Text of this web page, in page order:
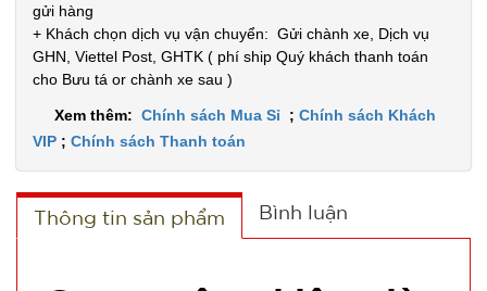
gửi hàng
+ Khách chọn dịch vụ vận chuyển: Gửi chành xe, Dịch vụ
GHN, Viettel Post, GHTK ( phí ship Quý khách thanh toán
cho Bưu tá or chành xe sau )
Xem thêm: Chính sách Mua Sỉ ; Chính sách Khách
VIP ; Chính sách Thanh toán
Thông tin sản phẩm Bình luận
Băng keo
TRONG (
MÃ
000034